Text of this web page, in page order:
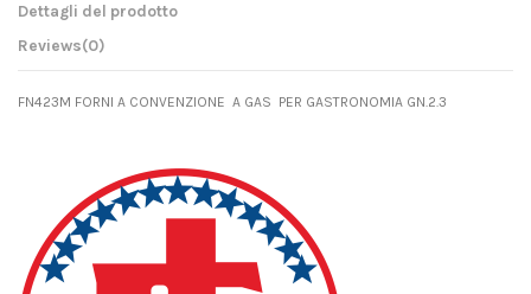
Dettagli del prodotto
Reviews(0)
FN423M FORNI A CONVENZIONE A GAS PER GASTRONOMIA GN.2.3